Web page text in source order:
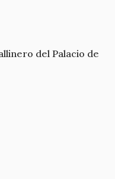
del Palacio de